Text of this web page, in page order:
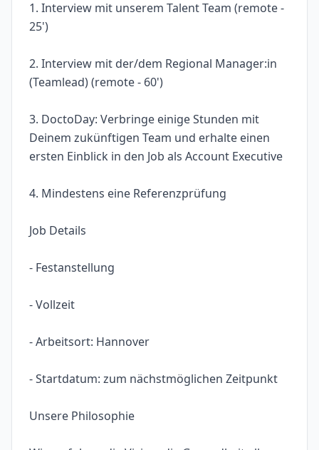
1. Interview mit unserem Talent Team (remote -
25')
2. Interview mit der/dem Regional Manager:in
(Teamlead) (remote - 60')
3. DoctoDay: Verbringe einige Stunden mit
Deinem zukünftigen Team und erhalte einen
ersten Einblick in den Job als Account Executive
4. Mindestens eine Referenzprüfung
Job Details
- Festanstellung
- Vollzeit
- Arbeitsort: Hannover
- Startdatum: zum nächstmöglichen Zeitpunkt
Unsere Philosophie